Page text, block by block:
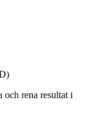
rena resultat i